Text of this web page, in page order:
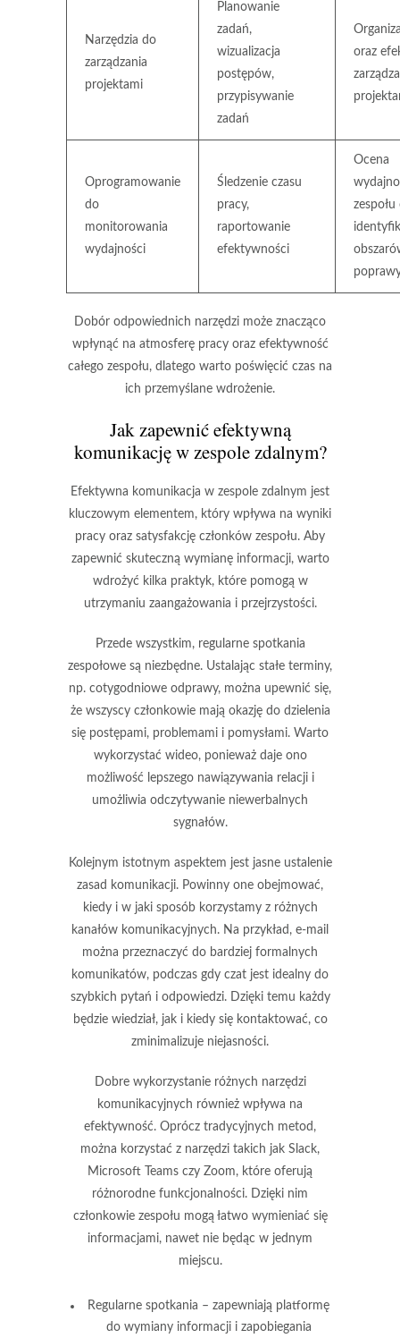
Narzędzia do
zarządzania
projektami
Planowanie
zadań,
wizualizacja
postępów,
przypisywanie
zadań
oraz
Oprogramowanie
do
monitorowania
wydajności
Śledzenie czasu
pracy,
raportowanie
efektywności
Ocena
zespołu
Dobór odpowiednich narzędzi może znacząco
wpłynąć na atmosferę pracy oraz efektywność
całego zespołu, dlatego warto poświęcić czas na
ich przemyślane wdrożenie.
Jak zapewnić efektywną
komunikację w zespole zdalnym?
Efektywna komunikacja w zespole zdalnym jest
kluczowym elementem, który wpływa na wyniki
pracy oraz satysfakcję członków zespołu. Aby
zapewnić skuteczną wymianę informacji, warto
wdrożyć kilka praktyk, które pomogą w
utrzymaniu zaangażowania i przejrzystości.
Przede wszystkim, regularne spotkania
zespołowe są niezbędne. Ustalając stałe terminy,
np. cotygodniowe odprawy, można upewnić się,
że wszyscy członkowie mają okazję do dzielenia
się postępami, problemami i pomysłami. Warto
wykorzystać wideo, ponieważ daje ono
możliwość lepszego nawiązywania relacji i
umożliwia odczytywanie niewerbalnych
sygnałów.
Kolejnym istotnym aspektem jest jasne ustalenie
zasad komunikacji. Powinny one obejmować,
kiedy i w jaki sposób korzystamy z różnych
kanałów komunikacyjnych. Na przykład, e-mail
można przeznaczyć do bardziej formalnych
komunikatów, podczas gdy czat jest idealny do
szybkich pytań i odpowiedzi. Dzięki temu każdy
będzie wiedział, jak i kiedy się kontaktować, co
zminimalizuje niejasności.
Dobre wykorzystanie różnych narzędzi
komunikacyjnych również wpływa na
efektywność. Oprócz tradycyjnych metod,
można korzystać z narzędzi takich jak Slack,
Microsoft Teams czy Zoom, które oferują
różnorodne funkcjonalności. Dzięki nim
członkowie zespołu mogą łatwo wymieniać się
informacjami, nawet nie będąc w jednym
miejscu.
Regularne spotkania – zapewniają platformę
do wymiany informacji i zapobiegania